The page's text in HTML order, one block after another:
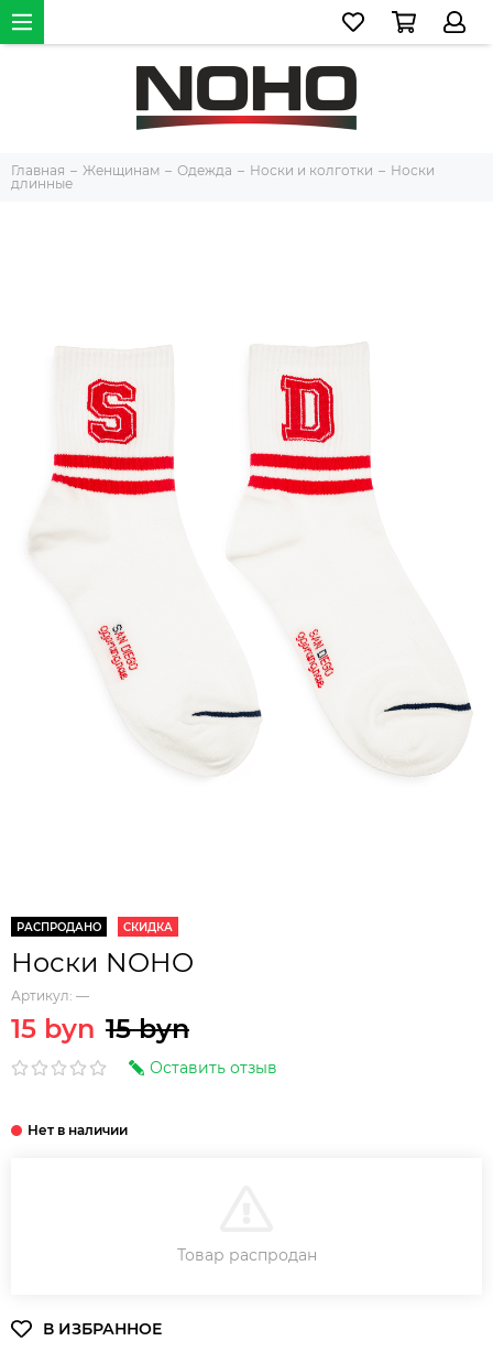
Главная Женщинам Одежда Носки и колготки
Носки
длинные
РАСПРОДАНО СКИДКА
Носки NOHO
Артикул: —
15 byn 15 byn
Оставить отзыв
Товар распродан